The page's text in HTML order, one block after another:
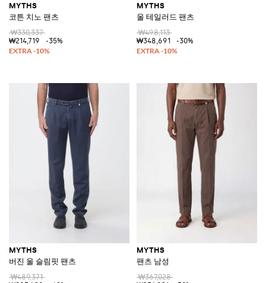
MYTHS
코튼 치노 팬츠
₩330,337
₩214,719
-35%
MYTHS
울 테일러드 팬츠
₩498,113
₩348,691
-30%
MYTHS
버진 울 슬림핏 팬츠
₩489,371
MYTHS
팬츠 남성
₩367,028